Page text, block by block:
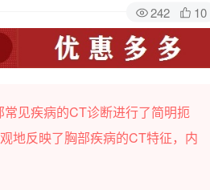
242 10
见疾病的CT诊断进行了简明扼
地反映了胸部疾病的CT特征，内